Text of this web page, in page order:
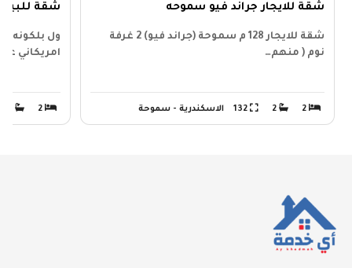
شقة للايجار جراند فيو سموحه
شقة للايجار 128 م سموحة (جراند فيو) 2 غرفة
نوم ( منهم…
الاسكندرية - سموحة
شقة للبيع
امريكاني